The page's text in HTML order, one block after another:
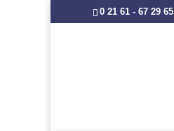
0 21 61 - 67 29 65